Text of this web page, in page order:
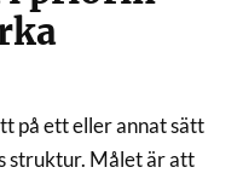
på ett eller annat sätt
struktur. Målet är att